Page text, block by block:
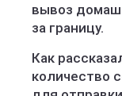
вывоз
за границу.
Как
количество